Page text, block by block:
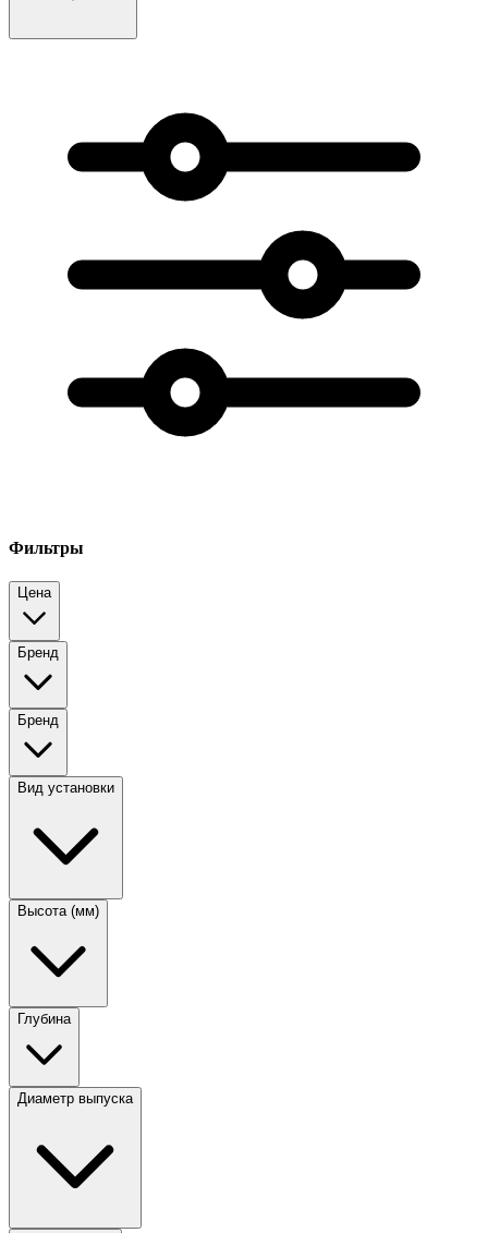
Фильтры
Цена
Бренд
Бренд
Вид установки
Высота (мм)
Глубина
Диаметр выпуска